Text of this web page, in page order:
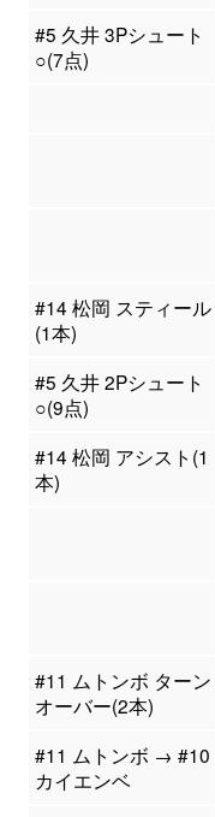
#5 久井 3Pシュート
○(7点)
#14 松岡 スティール
(1本)
#5 久井 2Pシュート
○(9点)
#14 松岡 アシスト(1
本)
#11 ムトンボ ターン
オーバー(2本)
#11 ムトンボ → #10
カイエンベ